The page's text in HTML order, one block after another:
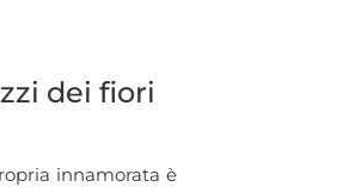
dei fiori
innamorata è